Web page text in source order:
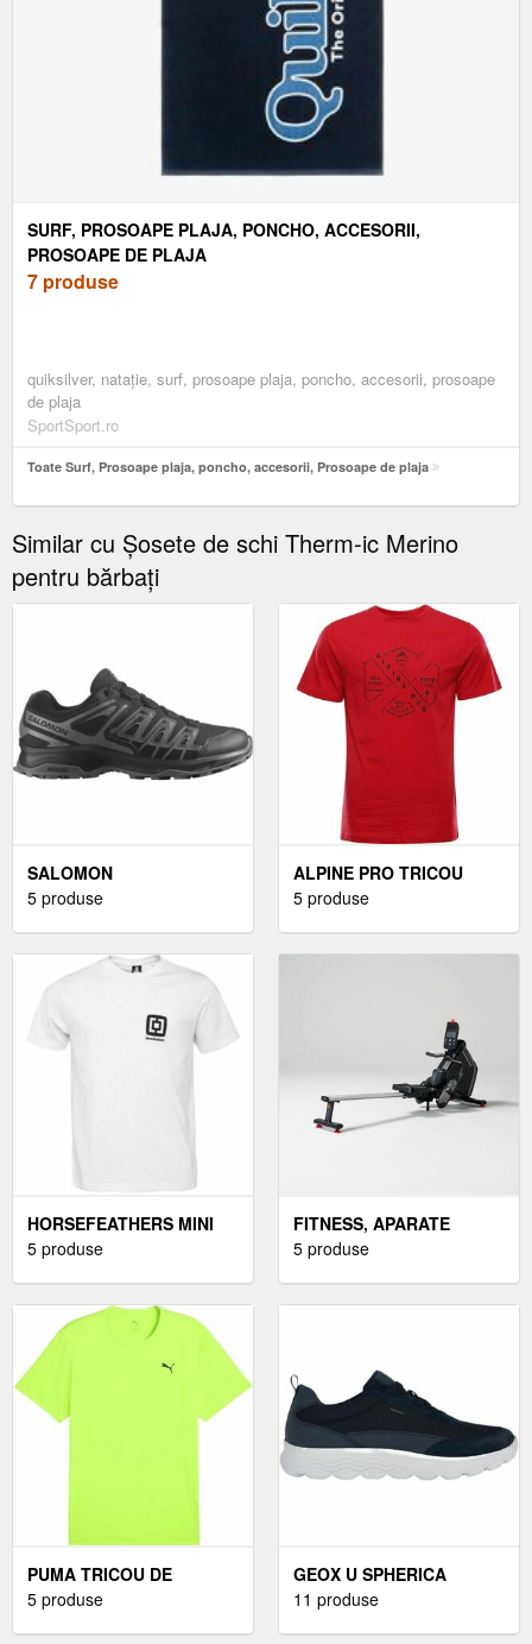
SURF, PROSOAPE PLAJA, PONCHO, ACCESORII,
PROSOAPE DE PLAJA
7 produse
quiksilver, nataţie, surf, prosoape plaja, poncho, accesorii, prosoape
de plaja
SportSport.ro
Toate Surf, Prosoape plaja, poncho, accesorii, Prosoape de plaja
Similar cu Șosete de schi Therm-ic Merino
pentru bărbați
SALOMON
ÎNCĂLȚĂMINTE DE
NEGRUMĂRIME 43 1/3
5 produse
ALPINE PRO TRICOU
BĂRBAȚI TRICOU
5 produse
HORSEFEATHERS MINI
LOGO T-SHIRT - TRICOU
5 produse
FITNESS, APARATE
FITNESS CARDIO,
5 produse
PUMA TRICOU DE
BĂRBAȚI TRICOU DE
5 produse
GEOX U SPHERICA
ÎNCĂLȚĂMINTE BĂRBAȚI,
11 produse